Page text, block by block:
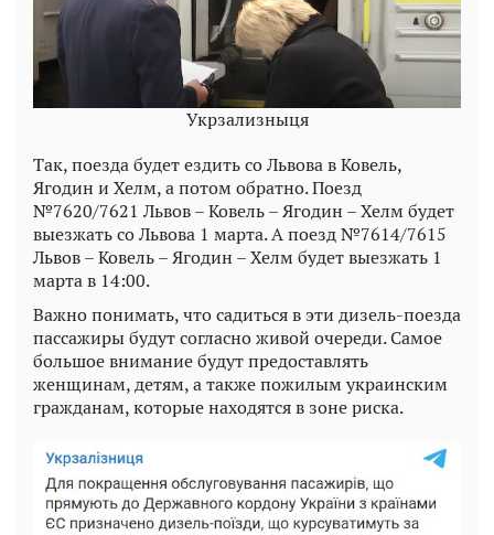
Укрзализныця
Так, поезда будет ездить со Львова в Ковель,
Ягодин и Хелм, а потом обратно. Поезд
№7620/7621 Львов – Ковель – Ягодин – Хелм будет
выезжать со Львова 1 марта. А поезд №7614/7615
Львов – Ковель – Ягодин – Хелм будет выезжать 1
марта в 14:00.
Важно понимать, что садиться в эти дизель-поезда
пассажиры будут согласно живой очереди. Самое
большое внимание будут предоставлять
женщинам, детям, а также пожилым украинским
гражданам, которые находятся в зоне риска.